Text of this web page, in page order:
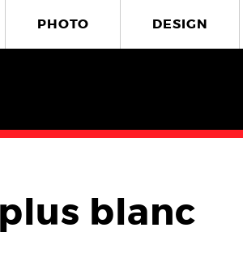
PHOTO DESIGN
blanc